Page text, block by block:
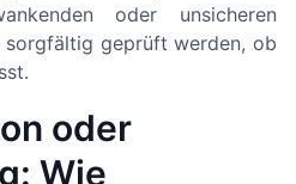
oder unsicheren
geprüft werden, ob
oder
Wie